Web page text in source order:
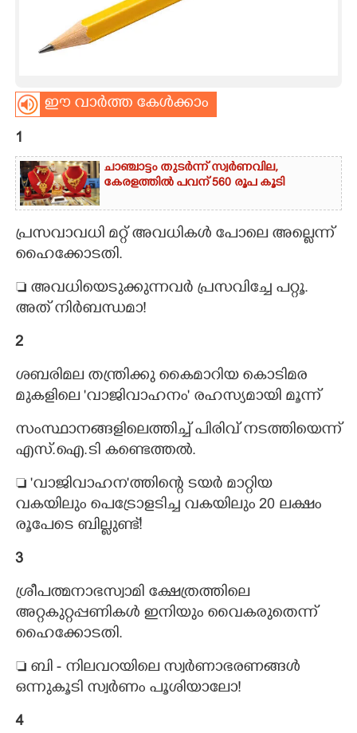
ASTRO
CARTOONS
LITERATURE
ZOOM
CONTACT US
ഈ വാർത്ത കേൾക്കാം
1
ചാഞ്ചാട്ടം തുടർന്ന് സ്വർണവില,
കേരളത്തിൽ പവന് 560 രൂപ കൂടി
പ്രസവാവധി മറ്റ് അവധികൾ പോലെ അല്ലെന്ന്
ഹൈക്കോടതി.
 അവധിയെടുക്കുന്നവർ പ്രസവിച്ചേ പറ്റൂ.
അത് നിർബന്ധമാ!
2
ശബരിമല തന്ത്രിക്കു കൈമാറിയ കൊടിമര
മുകളിലെ 'വാജിവാഹനം" രഹസ്യമായി മൂന്ന്
സംസ്ഥാനങ്ങളിലെത്തിച്ച് പിരിവ് നടത്തിയെന്ന്
എസ്.ഐ.ടി കണ്ടെത്തൽ.
 'വാജിവാഹന"ത്തിന്റെ ടയർ മാറ്റിയ
വകയിലും പെട്രോളടിച്ച വകയിലും 20 ലക്ഷം
രൂപേടെ ബില്ലുണ്ട്!
3
ശ്രീപത്മനാഭസ്വാമി ക്ഷേത്രത്തിലെ
അറ്റകുറ്റപ്പണികൾ ഇനിയും വൈകരുതെന്ന്
ഹൈക്കോടതി.
 ബി - നിലവറയിലെ സ്വർണാഭരണങ്ങൾ
ഒന്നുകൂടി സ്വർണം പൂശിയാലോ!
4